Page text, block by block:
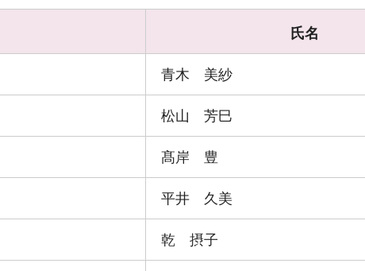
氏名
青木 美紗
松山 芳巳
髙岸 豊
平井 久美
乾 摂子